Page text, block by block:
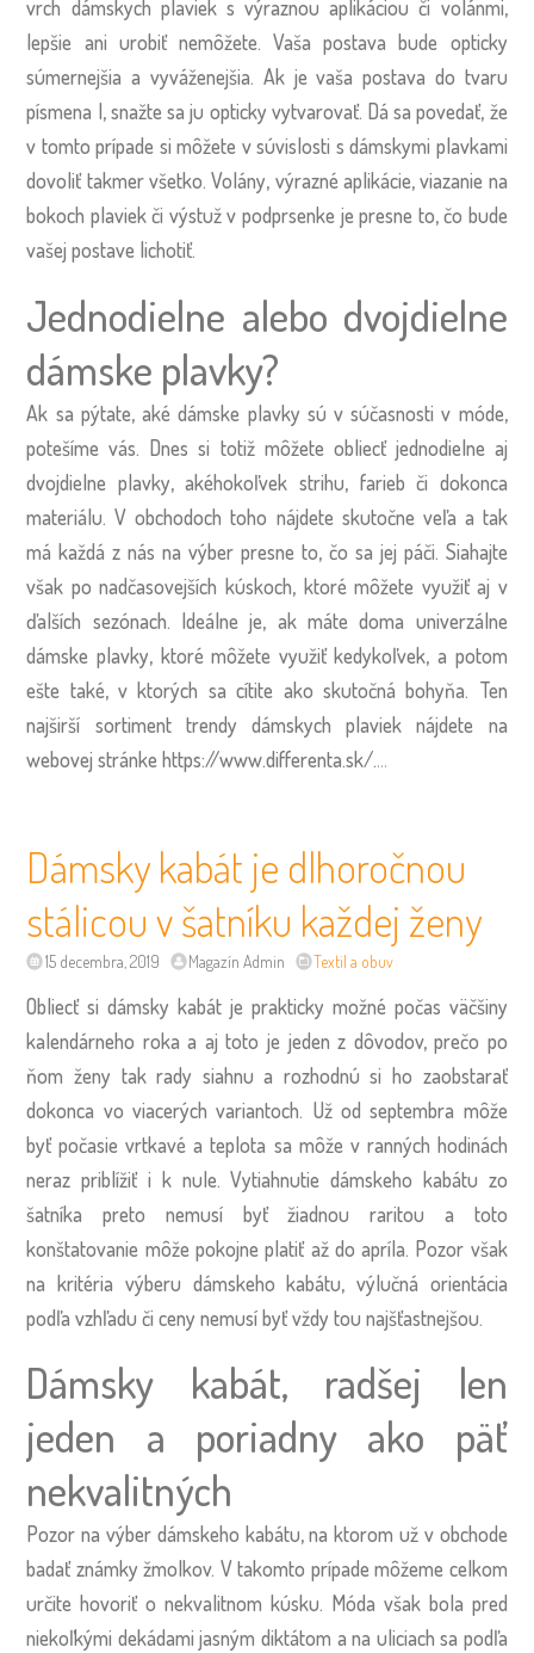
vrch dámskych plaviek s výraznou aplikáciou či volánmi,
lepšie ani urobiť nemôžete. Vaša postava bude opticky
súmernejšia a vyváženejšia. Ak je vaša postava do tvaru
písmena I, snažte sa ju opticky vytvarovať. Dá sa povedať, že
v tomto prípade si môžete v súvislosti s dámskymi plavkami
dovoliť takmer všetko. Volány, výrazné aplikácie, viazanie na
bokoch plaviek či výstuž v podprsenke je presne to, čo bude
vašej postave lichotiť.
Jednodielne alebo dvojdielne
dámske plavky?
Ak sa pýtate, aké dámske plavky sú v súčasnosti v móde,
potešíme vás. Dnes si totiž môžete obliecť jednodielne aj
dvojdielne plavky, akéhokoľvek strihu, farieb či dokonca
materiálu. V obchodoch toho nájdete skutočne veľa a tak
má každá z nás na výber presne to, čo sa jej páči. Siahajte
však po nadčasovejších kúskoch, ktoré môžete využiť aj v
ďalších sezónach. Ideálne je, ak máte doma univerzálne
dámske plavky, ktoré môžete využiť kedykoľvek, a potom
ešte také, v ktorých sa cítite ako skutočná bohyňa. Ten
najširší sortiment trendy dámskych plaviek nájdete na
webovej stránkehttps://www.differenta.sk/.…
Dámsky kabát je dlhoročnou
stálicou v šatníku každej ženy
15 decembra, 2019 Magazín Admin Textil a obuv
Obliecť si dámsky kabát je prakticky možné počas väčšiny
kalendárneho roka a aj toto je jeden z dôvodov, prečo po
ňom ženy tak rady siahnu a rozhodnú si ho zaobstarať
dokonca vo viacerých variantoch. Už od septembra môže
byť počasie vrtkavé a teplota sa môže v ranných hodinách
neraz priblížiť i k nule. Vytiahnutie dámskeho kabátu zo
šatníka preto nemusí byť žiadnou raritou a toto
konštatovanie môže pokojne platiť až do apríla. Pozor však
na kritéria výberu dámskeho kabátu, výlučná orientácia
podľa vzhľadu či ceny nemusí byť vždy tou najšťastnejšou.
Dámsky kabát, radšej len
jeden a poriadny ako päť
nekvalitných
Pozor na výber dámskeho kabátu, na ktorom už v obchode
badať známky žmolkov. V takomto prípade môžeme celkom
určite hovoriť o nekvalitnom kúsku. Móda však bola pred
niekoľkými dekádami jasným diktátom a na uliciach sa podľa